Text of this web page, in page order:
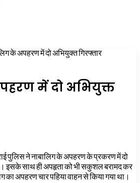
के अपहरण में दो अभियुक्त गिरफ्तार
में दो अभियुक्त
पुलिस ने नाबालिग के अपहरण के प्रकरण में दो
इसके साथ ही अपहृता को भी सकुशल बरामद कर
का अपहरण चार पहिया वाहन से किया गया था।